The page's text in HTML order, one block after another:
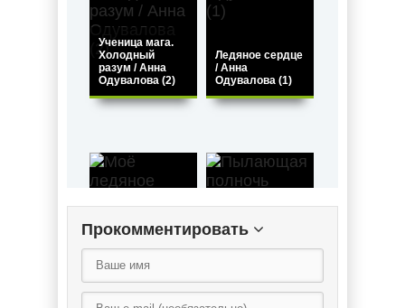
Ученица мага.
Холодный
разум / Анна
Одувалова (2)
Ледяное сердце
/ Анна
Одувалова (1)
Моё ледяное
проклятие /
Пылающая
Прокомментировать